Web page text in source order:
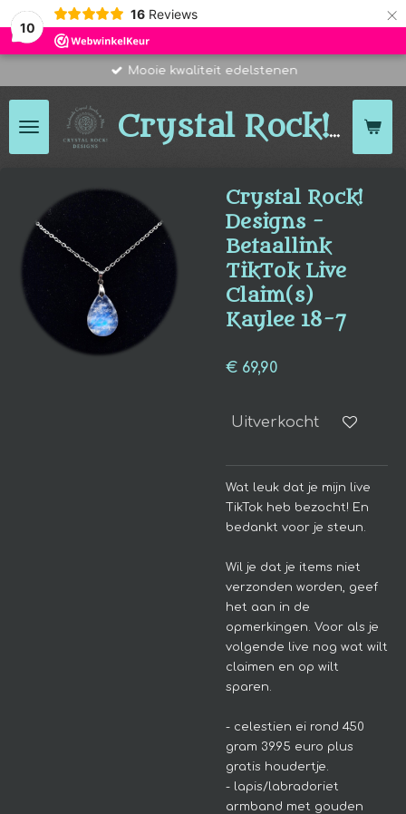
10
16 Reviews ×
Crystal Rock!
Mooie kwaliteit edelstenen
Crystal Rock!
Designs -
Betaallink
TikTok Live
Claim(s)
Kaylee 18-7
€ 69,90
Uitverkocht
Wat leuk dat je mijn live
TikTok heb bezocht! En
bedankt voor je steun.
Wil je dat je items niet
verzonden worden, geef
het aan in de
opmerkingen. Voor als je
volgende live nog wat wilt
claimen en op wilt
sparen.
- celestien ei rond 450
gram 39.95 euro plus
gratis houdertje.
- lapis/labradoriet
armband met gouden